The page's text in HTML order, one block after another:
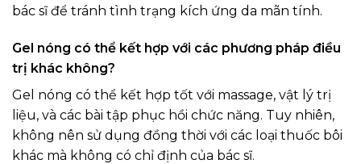
bác sĩ để tránh tình trạng kích ứng da mãn tính.
Gel nóng có thể kết hợp với các phương pháp điều
trị khác không?
Gel nóng có thể kết hợp tốt với massage, vật lý trị
liệu, và các bài tập phục hồi chức năng. Tuy nhiên,
không nên sử dụng đồng thời với các loại thuốc bôi
khác mà không có chỉ định của bác sĩ.